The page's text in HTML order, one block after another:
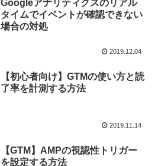
Googleアナリティクスのリアル
タイムでイベントが確認できない
場合の対処
2019.12.04
【初心者向け】GTMの使い方と読
了率を計測する方法
2019.11.14
【GTM】AMPの視認性トリガー
を設定する方法